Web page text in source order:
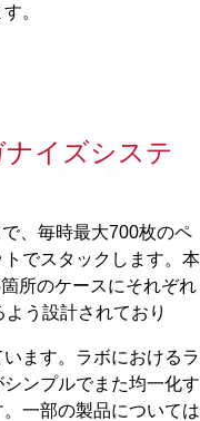
。
イズシステ
、毎時最大700枚のペ
でスタックします。本
所のケースにそれぞれ
う設計されており
ます。ラボにおけるラ
ンプルでまた均一化す
一部の製品については